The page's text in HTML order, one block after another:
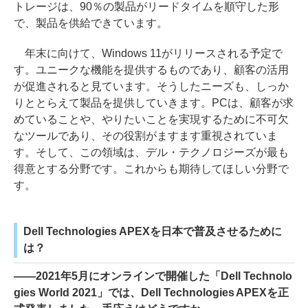
トレージは、90％の製品がリードタイムを順守した形
で、製品を供給できています。
年末に向けて、Windows 11がリリースされる予定で
す。ユニークな機能を提供するものであり、顧客の活用
が促進されると見ています。そうしたニーズも、しっか
りととらえて製品を提供していきます。PCは、顧客が求
めていることや、やりたいことを実現するために不可欠
なツールであり、その役割がますます重視されていま
す。そして、この領域は、デル・テクノロジーズが最も
得意とする分野です。これからも期待してほしい分野で
す。
Dell Technologies APEXを日本で普及させるために
は？
――2021年5月にオンラインで開催した「Dell Technolo
gies World 2021」では、Dell Technologies APEXを正